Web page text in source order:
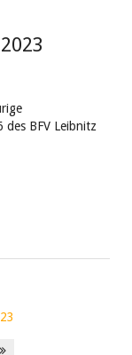
des BFV Leibnitz